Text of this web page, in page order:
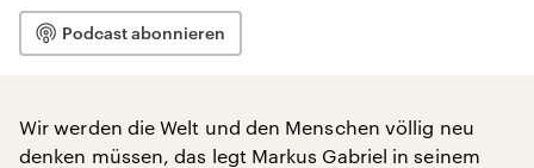
Podcast abonnieren
Wir werden die Welt und den Menschen völlig neu
denken müssen, das legt Markus Gabriel in seinem